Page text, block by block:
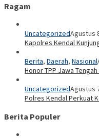
Ragam
UncategorizedAgustus
Kapolres Kendal
Berita, Daerah, Nasional
Honor TPP Jawa
UncategorizedAgustus
Polres Kendal Perkuat
Berita Populer